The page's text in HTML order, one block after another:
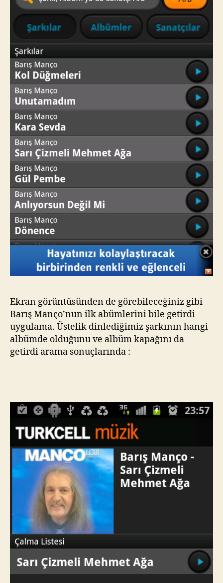
Ekran görüntüsünden de görebileceğiniz gibi
Barış Manço’nun ilk abümlerini bile getirdi
uygulama. Üstelik dinlediğimiz şarkının hangi
albümde olduğunu ve albüm kapağını da
getirdi arama sonuçlarında :